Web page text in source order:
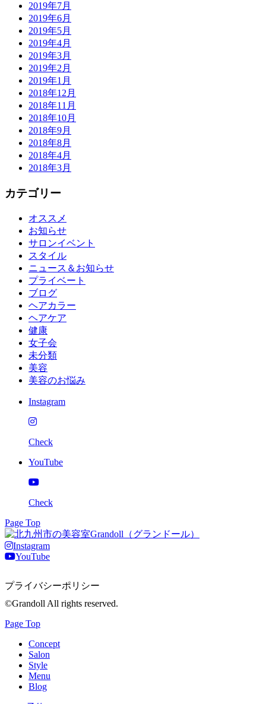
2019年7月
2019年6月
2019年5月
2019年4月
2019年3月
2019年2月
2019年1月
2018年12月
2018年11月
2018年10月
2018年9月
2018年8月
2018年4月
2018年3月
カテゴリー
オススメ
お知らせ
サロンイベント
スタイル
ニュース＆お知らせ
プライベート
ブログ
ヘアカラー
ヘアケア
健康
女子会
未分類
美容
美容のお悩み
Instagram
Check
YouTube
Check
Page Top
Instagram
YouTube
プライバシーポリシー
©Grandoll All rights reserved.
Page Top
Concept
Salon
Style
Menu
Blog